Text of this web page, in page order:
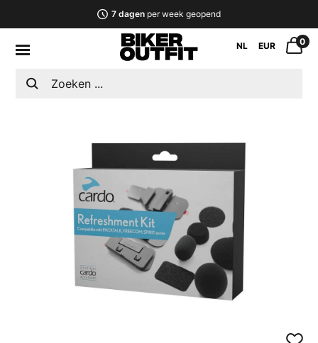
7 dagenper week geopend
NL EUR 0